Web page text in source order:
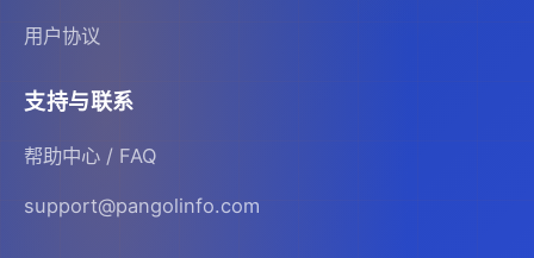
用户协议
支持与联系
帮助中心 / FAQ
support@pangolinfo.com